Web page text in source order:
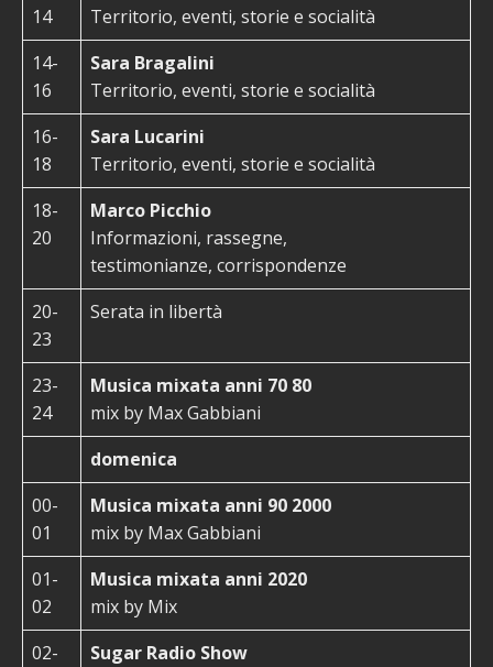
14
Territorio, eventi, storie e socialità
14-
16
Sara Bragalini
Territorio, eventi, storie e socialità
16-
18
Sara Lucarini
Territorio, eventi, storie e socialità
18-
20
Marco Picchio
Informazioni, rassegne,
testimonianze, corrispondenze
20-
23
Serata in libertà
23-
24
Musica mixata anni 70 80
mix by Max Gabbiani
domenica
00-
01
Musica mixata anni 90 2000
mix by Max Gabbiani
01-
02
Musica mixata anni 2020
mix by Mix
02-
Sugar Radio Show